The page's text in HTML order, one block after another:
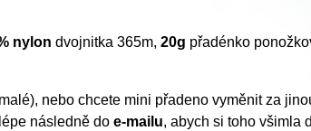
nylon dvojnitka 365m, 20g přadénko
nebo chcete mini přadeno vyměnit za
následně do e-mailu, abych si toho všimla